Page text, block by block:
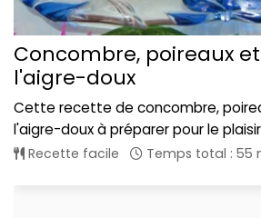
Concombre, poireaux
l'aigre-doux
Cette recette de concombre,
l'aigre-doux à préparer pour le
Recette facile Temps total : 55